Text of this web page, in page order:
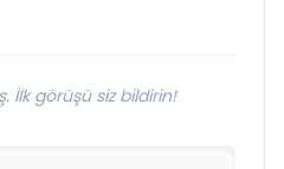
İlk görüşü siz bildirin!